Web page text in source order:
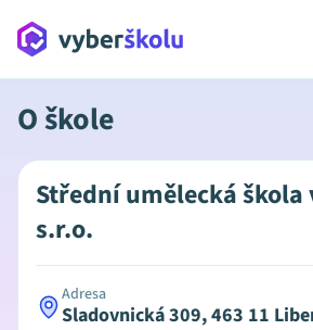
O škole
Střední umělecká škola
s.r.o.
Adresa
Sladovnická 309, 463 11